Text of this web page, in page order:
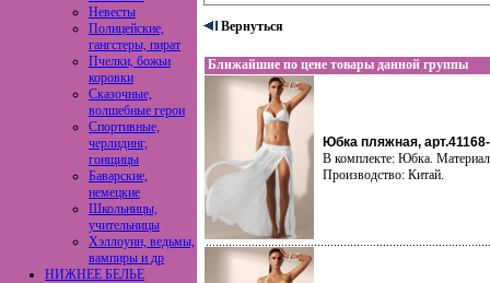
Невесты
Полицейские,
гангстеры, пират
Пчелки, божьи
коровки
Сказочные,
волшебные герои
Спортивные,
черлидинг,
гонщицы
Баварские,
немецкие
Школьницы,
учительницы
Хэллоуин, ведьмы,
вампиры и др
НИЖНЕЕ БЕЛЬЕ
Вернуться
Ближайшие по цене товары данной группы
Юбка пляжная,
В комплекте: Юбка.
Производство: Китай.